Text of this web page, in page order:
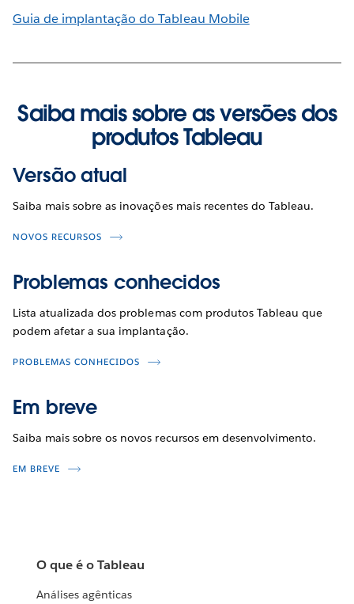
Guia de implantação do Tableau Mobile
Saiba mais sobre as versões dos
produtos Tableau
Versão atual
Saiba mais sobre as inovações mais recentes do Tableau.
NOVOS RECURSOS
Problemas conhecidos
Lista atualizada dos problemas com produtos Tableau que
podem afetar a sua implantação.
PROBLEMAS CONHECIDOS
Em breve
Saiba mais sobre os novos recursos em desenvolvimento.
EM BREVE
O que é o Tableau
Análises agênticas